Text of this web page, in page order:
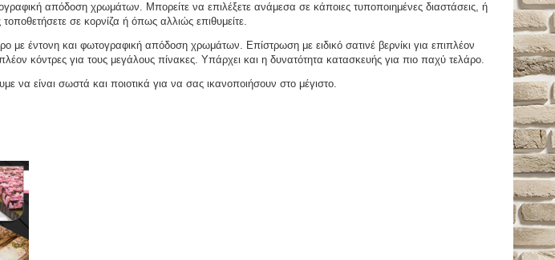
απόδοση χρωμάτων. Μπορείτε να επιλέξετε ανάμεσα σε κάποιες τυποποιημένες διαστάσεις, ή
σε κορνίζα ή όπως αλλιώς επιθυμείτε.
έντονη και φωτογραφική απόδοση χρωμάτων. Επίστρωση με ειδικό σατινέ βερνίκι για επιπλέον
κόντρες για τους μεγάλους πίνακες. Υπάρχει και η δυνατότητα κατασκευής για πιο παχύ τελάρο.
να είναι σωστά και ποιοτικά για να σας ικανοποιήσουν στο μέγιστο.